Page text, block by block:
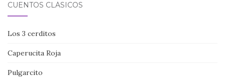
CUENTOS CLÁSICOS
Los 3 cerditos
Caperucita Roja
Pulgarcito